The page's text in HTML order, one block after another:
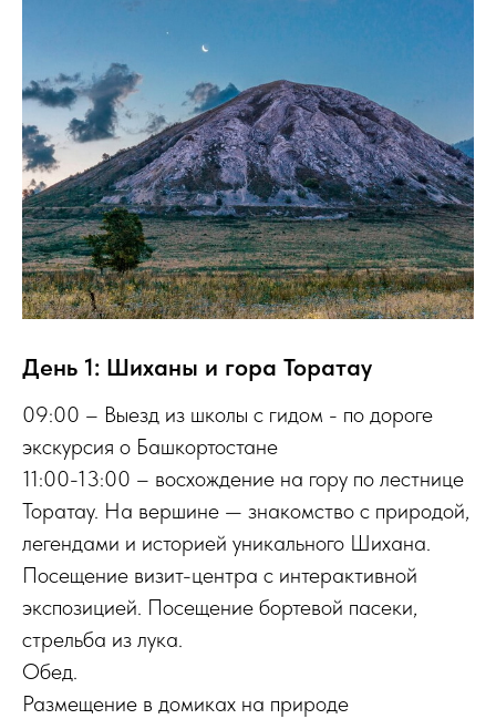
День 1: Шиханы и гора Торатау
09:00 – Выезд из школы с гидом - по дороге
экскурсия о Башкортостане
11:00-13:00 – восхождение на гору по лестнице
Торатау. На вершине — знакомство с природой,
легендами и историей уникального Шихана.
Посещение визит-центра с интерактивной
экспозицией. Посещение бортевой пасеки,
стрельба из лука.
Обед.
Размещение в домиках на природе